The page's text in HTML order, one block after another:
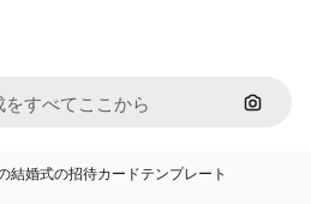
画像で
結婚式の招待カードテンプレート